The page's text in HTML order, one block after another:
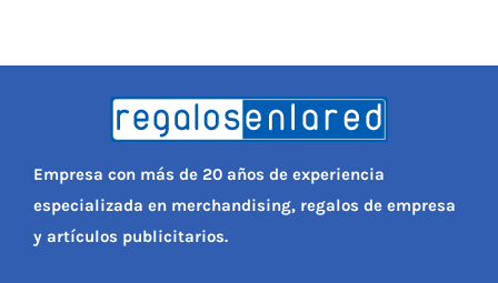
Empresa con más de 20 años de experiencia
especializada en merchandising, regalos de empresa
y artículos publicitarios.